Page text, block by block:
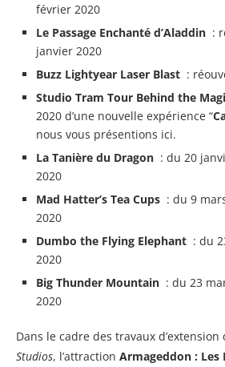
février 2020
Le Passage Enchanté d’Aladdin :
janvier 2020
Buzz Lightyear Laser Blast :
Studio Tram Tour Behind the
2020 d’une nouvelle expérience “
nous vous présentions ici.
La Tanière du Dragon : du 20
2020
Mad Hatter’s Tea Cups : du 9
2020
Dumbo the Flying Elephant : du
2020
Big Thunder Mountain : du 23
2020
Dans le cadre des travaux d’extension
Studios, l’attraction Armageddon : Les